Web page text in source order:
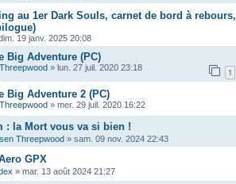
au 1er Dark Souls, carnet de bord à rebours,
19 janv. 2025 20:08
Big Adventure (PC)
» lun. 27 juil. 2020 23:18 1
Big Adventure 2 (PC)
» mer. 29 juil. 2020 16:22
: la Mort vous va si bien !
Threepwood » sam. 09 nov. 2024 22:43
GPX
» mar. 13 août 2024 21:27